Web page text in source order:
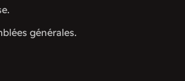
générales.